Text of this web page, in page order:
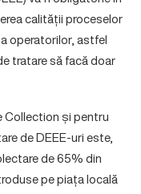
calității proceselor
operatorilor, astfel
tratare să facă doar
Collection și pentru
de DEEE-uri este,
de 65% din
pe piața locală